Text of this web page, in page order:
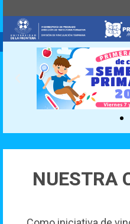
Previous
NUESTRA